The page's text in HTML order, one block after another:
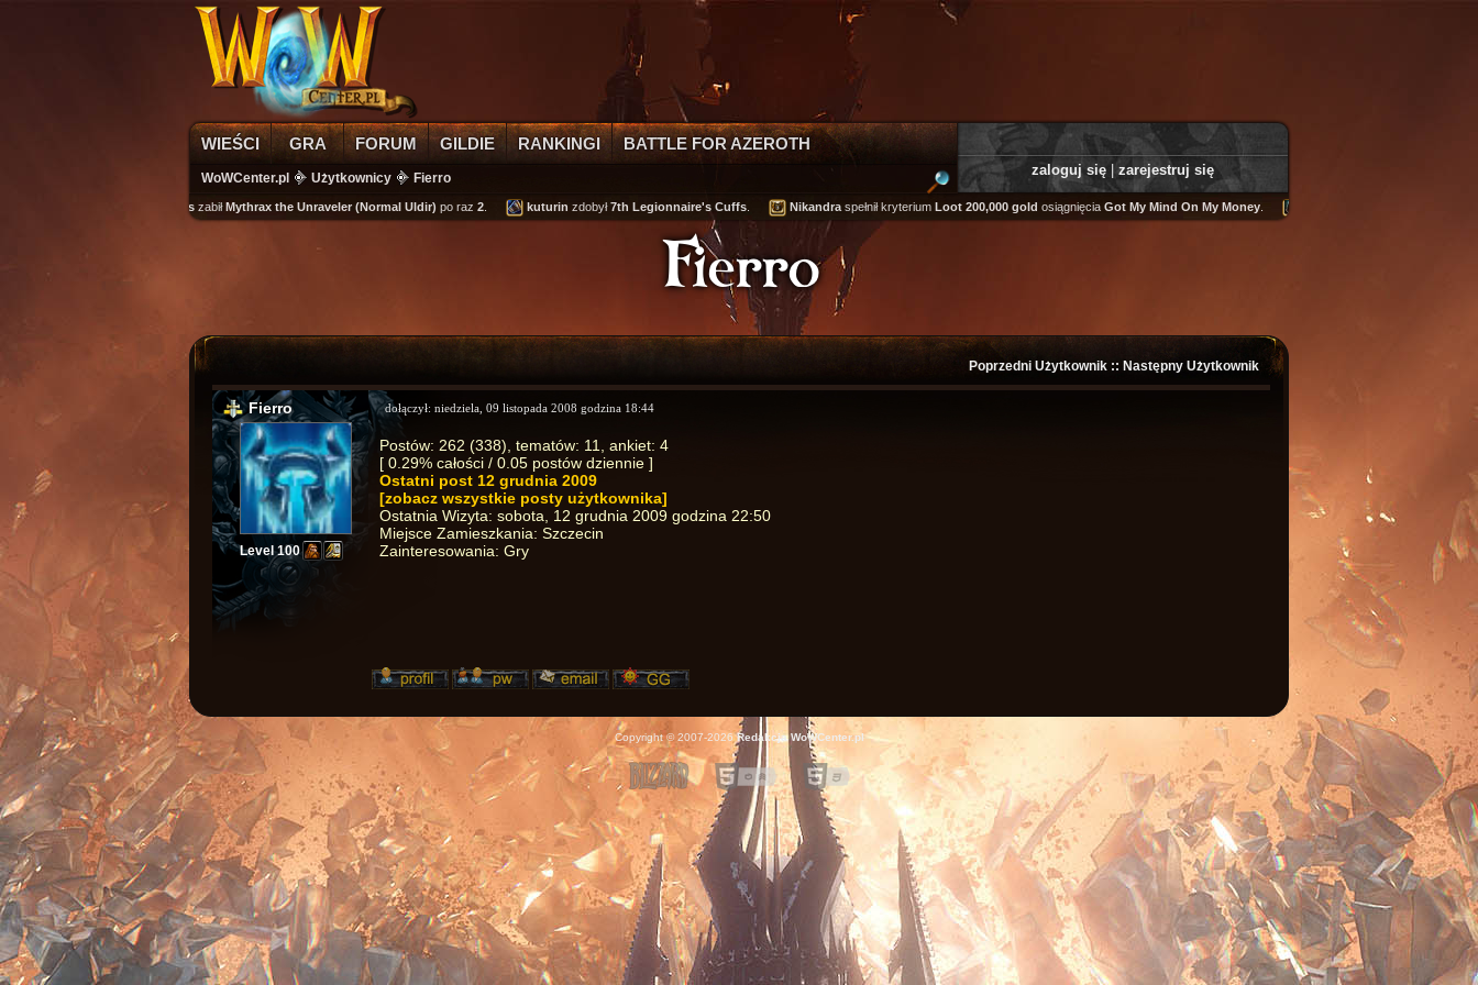
zaloguj się zarejestruj się
WIEŚCI GRA FORUM GILDIE RANKINGI BATTLE FOR AZEROTH
WoWCenter.pl Użytkownicy Fierro
zabiłMythrax the Unraveler (Normal Uldir)po raz2. kuturinzdobył7th Legionnaire's Cuffs. Nikandraspełnił kryteriumLoot 200,000 goldosiągnięciaGot My Mind On My Money.
Fierro
Poprzedni Użytkownik :: Następny Użytkownik
Fierro
Level 100
dołączył: niedziela, 09 listopada 2008 godzina 18:44
Postów: 262 (338), tematów: 11, ankiet: 4
[ 0.29% całości / 0.05 postów dziennie ]
Ostatni post 12 grudnia 2009
[zobacz wszystkie posty użytkownika]
Ostatnia Wizyta: sobota, 12 grudnia 2009 godzina 22:50
Miejsce Zamieszkania: Szczecin
Zainteresowania: Gry
Copyright © 2007-2026Redakcja WoWCenter.pl